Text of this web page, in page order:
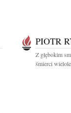
PIOTR
Z głębokim
śmierci